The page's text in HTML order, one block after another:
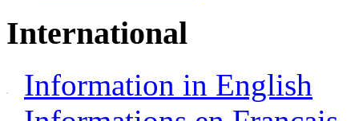
International
Information in English